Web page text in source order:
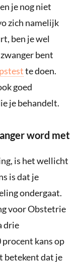
je nog niet
zich namelijk
ben je wel
bent
te doen.
goed
je behandelt.
word met
is het wellicht
is dat je
ondergaat.
voor Obstetrie
drie
kans op
betekent dat je